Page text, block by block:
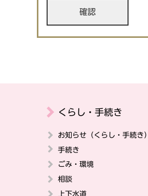
くらし・手続き
お知らせ（くらし・手続き）
手続き
ごみ・環境
相談
上下水道